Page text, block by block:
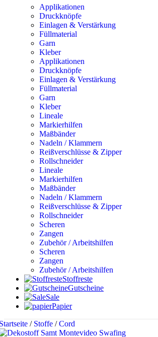
Applikationen
Druckknöpfe
Einlagen & Verstärkung
Füllmaterial
Garn
Kleber
Applikationen
Druckknöpfe
Einlagen & Verstärkung
Füllmaterial
Garn
Kleber
Lineale
Markierhilfen
Maßbänder
Nadeln / Klammern
Reißverschlüsse & Zipper
Rollschneider
Lineale
Markierhilfen
Maßbänder
Nadeln / Klammern
Reißverschlüsse & Zipper
Rollschneider
Scheren
Zangen
Zubehör / Arbeitshilfen
Scheren
Zangen
Zubehör / Arbeitshilfen
Stoffreste
Gutscheine
Sale
Papier
/ Stoffe / Cord